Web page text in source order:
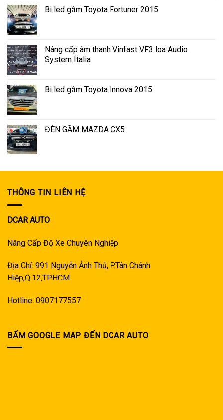
Bi led gầm Toyota Fortuner 2015
Nâng cấp âm thanh Vinfast VF3 loa Audio
System Italia
Bi led gầm Toyota Innova 2015
ĐÈN GẦM MAZDA CX5
THÔNG TIN LIÊN HỆ
DCAR AUTO
Nâng Cấp Độ Xe Chuyên Nghiệp
Địa Chỉ: 991 Nguyễn Ảnh Thủ, P.Tân Chánh
Hiệp,Q.12,TP.HCM.
Hotline: 0907177557
BẤM GOOGLE MAP ĐẾN DCAR AUTO